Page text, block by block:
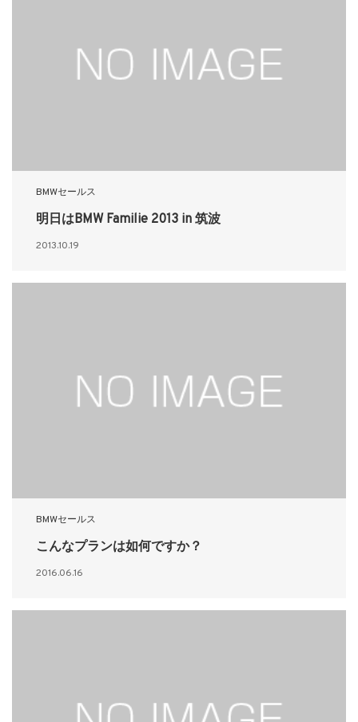
BMWセールス
明日はBMW Familie 2013 in 筑波
2013.10.19
BMWセールス
こんなプランは如何ですか？
2016.06.16